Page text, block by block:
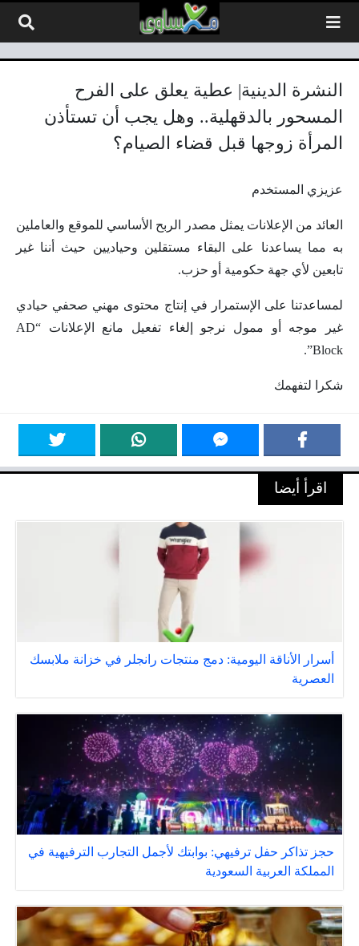
النشرة الدينية| عطية يعلق على الفرح
المسحور بالدقهلية.. وهل يجب أن تستأذن
المرأة زوجها قبل قضاء الصيام؟
عزيزي المستخدم
العائد من الإعلانات يمثل مصدر الربح الأساسي للموقع والعاملين
به مما يساعدنا على البقاء مستقلين وحياديين حيث أننا غير
تابعين لأي جهة حكومية أو حزب.
لمساعدتنا على الإستمرار في إنتاج محتوى مهني صحفي حيادي
غير موجه أو ممول نرجو إلغاء تفعيل مانع الإعلانات “AD
Block”.
شكرا لتفهمك
اقرأ أيضا
أسرار الأناقة اليومية: دمج منتجات رانجلر في خزانة ملابسك
العصرية
حجز تذاكر حفل ترفيهي: بوابتك لأجمل التجارب الترفيهية في
المملكة العربية السعودية